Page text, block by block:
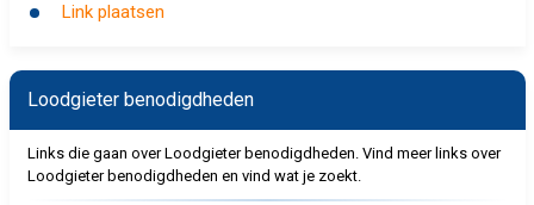
Link plaatsen
Loodgieter benodigdheden
Links die gaan over Loodgieter benodigdheden. Vind meer links over
Loodgieter benodigdheden en vind wat je zoekt.